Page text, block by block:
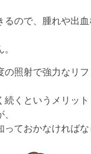
るので、腫れや出
の照射で強力なリ
続くというメリッ
っておかなければ